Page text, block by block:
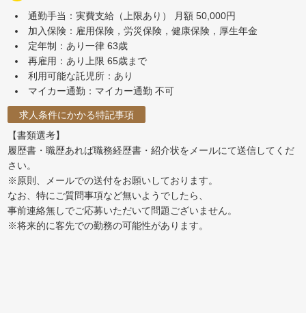
通勤手当：実費支給（上限あり） 月額 50,000円
加入保険：雇用保険，労災保険，健康保険，厚生年金
定年制：あり一律 63歳
再雇用：あり上限 65歳まで
利用可能な託児所：あり
マイカー通勤：マイカー通勤 不可
求人条件にかかる特記事項
【書類選考】
履歴書・職歴あれば職務経歴書・紹介状をメールにて送信してくだ
さい。
※原則、メールでの送付をお願いしております。
なお、特にご質問事項など無いようでしたら、
事前連絡無しでご応募いただいて問題ございません。
※将来的に客先での勤務の可能性があります。